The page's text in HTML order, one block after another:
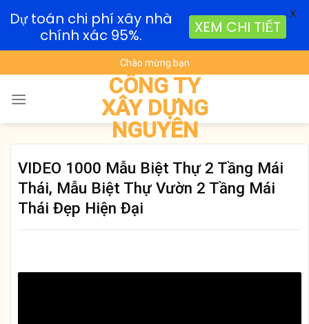
to
content
Chào mừng bạn
CÔNG TY
XÂY DỰNG
NGUYÊN
VIDEO 1000 Mẫu Biệt Thự 2 Tầng Mái
Thái, Mẫu Biệt Thự Vườn 2 Tầng Mái
Thái Đẹp Hiện Đại
Dự toán chi phí xây nhà
chính xác 95%.
XEM CHI TIẾT
X